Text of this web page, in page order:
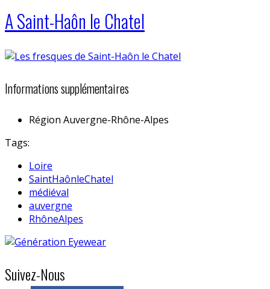
A Saint-Haôn le Chatel
Informations supplémentaires
Région Auvergne-Rhône-Alpes
Tags:
Loire
SaintHaônleChatel
médiéval
auvergne
RhôneAlpes
Suivez-Nous